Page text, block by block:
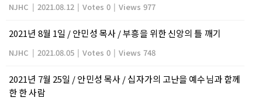
NJHC | 2021.08.12 | Votes 0 | Views 977
2021년 8월 1일 / 안민성 목사 / 부흥을 위한 신앙의 틀 깨기
NJHC | 2021.08.05 | Votes 0 | Views 748
2021년 7월 25일 / 안민성 목사 / 십자가의 고난을 예수님과 함께
한 한 사람